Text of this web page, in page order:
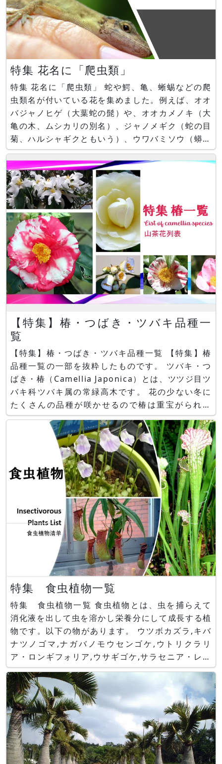
特集 花名に「爬虫類」
特集 花名に「爬虫類」 蛇や鰐、亀、蜥蜴などの爬
虫類名が付いている花を集めました。例えば、オオ
バジャノヒゲ（大葉蛇の髭）や、オオカメノキ（大
亀の木、ムシカリの別名）、ジャノメギク（蛇の目
菊、ハルシャギクともいう）、ウワバミソウ（蟒蛇
草）、マムシグサ（蝮草）などがあります。 ■関
連ページ 爬虫類名の付く花
【特集】椿・つばき・ツバキ品種一
覧
【特集】椿・つばき・ツバキ品種一覧 【特集】椿
品種一覧の一部を抜粋したものです。 ツバキ・つ
ばき・椿（Camellia Japonica）とは、ツツジ目ツ
バキ科ツバキ属の常緑高木です。 花の少ない冬に
たくさんの品種が咲かせるので椿は重宝がられま
す。 花色では、ピンク（桃色）の花を咲かせるも
のが多いですが、赤、白、黄色、複色があります。
●ツバキ（つばき・椿）の種類一覧 椿の種類に
特集 食虫植物一覧
特集 食虫植物一覧 食虫植物とは、虫を捕らえて
消化液を出して虫を溶かし栄養分にして成長する植
物です。以下の物があります。 ウツボカズラ,キバ
ナツノゴマ,ナガバノモウセンゴケ,ウトリクラリ
ア・ロンギフォリア,ウサギゴケ,サラセニア・レウ
コフィラ,ハエトリグサ,サラセニア・コーティー,ウ
トリクラリア・リビダ,サスマタモウセンゴケ,ムシ
トリスミレ・ギガンティア,サラセニア フラバ,ムラ
サキヘイシソウ,